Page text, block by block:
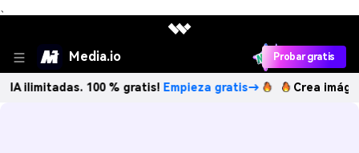
、
Media.io Probar gratis
100 % gratis!Empieza gratis→ Crea imágenes IA